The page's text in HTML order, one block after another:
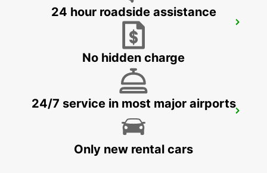
PUNTA CANA INT AIRPORT CHAUFFEUR
BAVARO - DOMINICAN REPUBLIC
BAVARO - DOMINICAN REPUBLIC
24 hour roadside assistance
No hidden charge
24/7 service in most major airports
Only new rental cars